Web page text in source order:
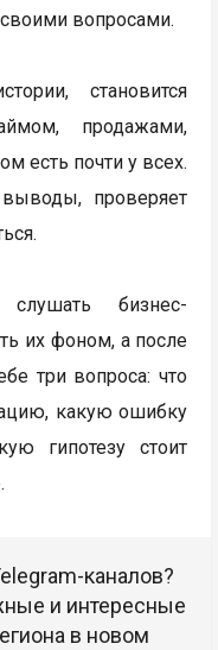
своими вопросами.
становится
продажами,
есть почти у всех.
проверяет
бизнес-
их фоном, а после
три вопроса: что
какую ошибку
гипотезу стоит
каналов?
и интересные
в новом